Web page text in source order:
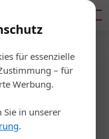
für essenzielle
– für
Werbung.
in unserer
.